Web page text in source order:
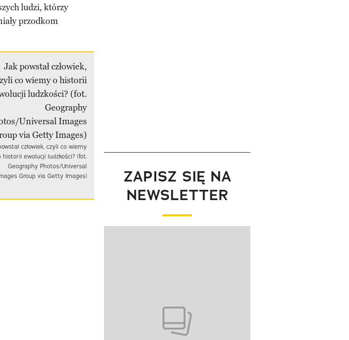
ludzi, którzy
przodkom
człowiek, czyli co wiemy
historii ewolucji ludzkości? (fot.
Geography Photos/Universal
Group via Getty Images)
ZAPISZ SIĘ NA
NEWSLETTER